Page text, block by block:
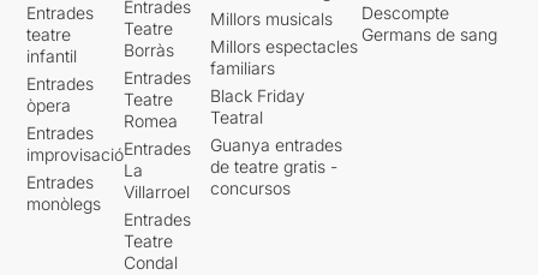
Entrades
teatre
infantil
Entrades
òpera
Entrades
improvisació
Entrades
monòlegs
Entrades
Teatre
Borràs
Entrades
Teatre
Romea
Entrades
La
Villarroel
Entrades
Teatre
Condal
Millors musicals
Millors espectacles
familiars
Black Friday
Teatral
Guanya entrades
de teatre gratis -
concursos
Descompte
Germans de sang